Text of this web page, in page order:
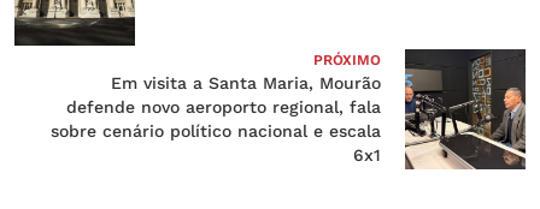
PRÓXIMO
Em visita a Santa Maria, Mourão
defende novo aeroporto regional, fala
sobre cenário político nacional e escala
6x1